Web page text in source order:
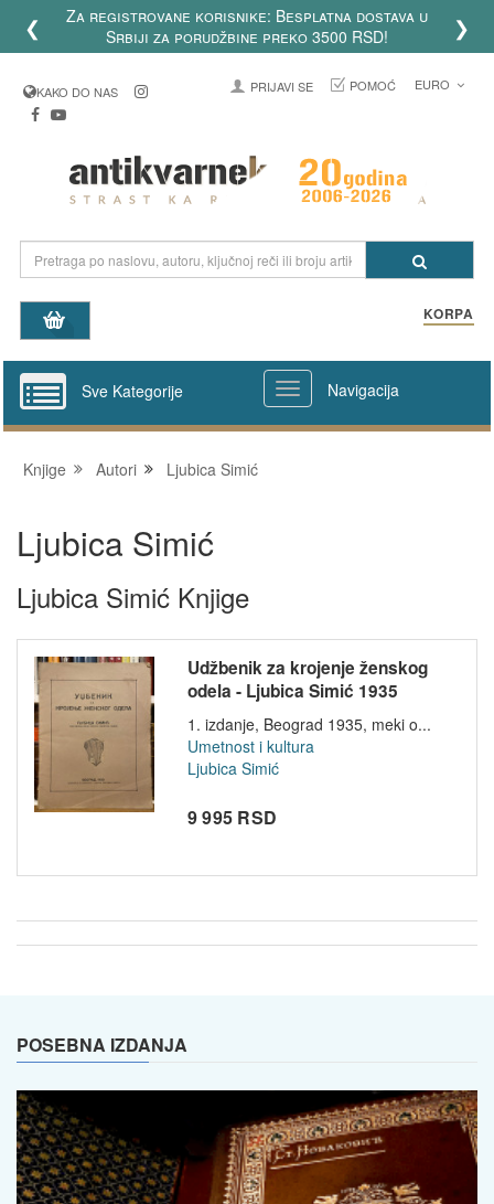
❮
Za registrovane korisnike: Besplatna dostava u
Srbiji za porudžbine preko 3500 RSD!
❯
KAKO DO NAS PRIJAVI SE POMOĆ EURO
KORPA
Sve Kategorije Navigacija
Knjige Autori Ljubica Simić
Ljubica Simić
Ljubica Simić Knjige
Udžbenik za krojenje ženskog
odela - Ljubica Simić 1935
1. izdanje, Beograd 1935, meki o...
Umetnost i kultura
Ljubica Simić
9 995 RSD
POSEBNA IZDANJA